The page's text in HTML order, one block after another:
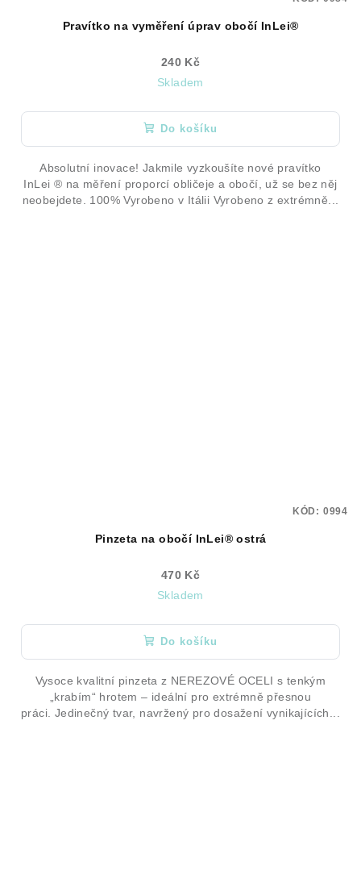
Pravítko na vyměření úprav obočí InLei®
240 Kč
Skladem
Do košíku
Absolutní inovace! Jakmile vyzkoušíte nové pravítko
InLei ® na měření proporcí obličeje a obočí, už se bez něj
neobejdete. 100% Vyrobeno v Itálii Vyrobeno z extrémně...
Pinzeta na obočí InLei® ostrá
470 Kč
Skladem
Do košíku
Vysoce kvalitní pinzeta z NEREZOVÉ OCELI s tenkým
„krabím“ hrotem – ideální pro extrémně přesnou
práci. Jedinečný tvar, navržený pro dosažení vynikajících...
KÓD: 0994